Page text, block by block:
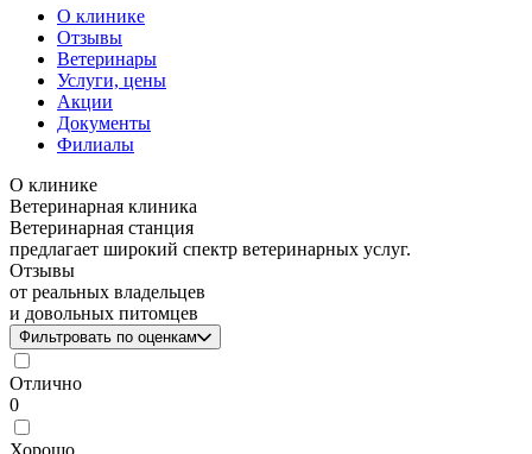
О клинике
Отзывы
Ветеринары
Услуги, цены
Акции
Документы
Филиалы
О клинике
Ветеринарная клиника
Ветеринарная станция
предлагает широкий спектр ветеринарных услуг.
Отзывы
от реальных владельцев
и довольных питомцев
Фильтровать по оценкам
Отлично
0
Хорошо